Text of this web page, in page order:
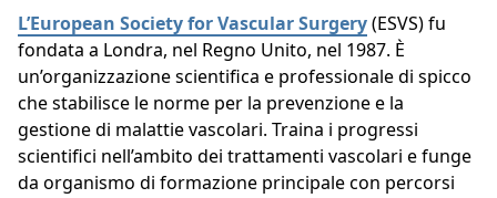
L’European Society for Vascular Surgery(ESVS) fu
fondata a Londra, nel Regno Unito, nel 1987. È
un’organizzazione scientifica e professionale di spicco
che stabilisce le norme per la prevenzione e la
gestione di malattie vascolari. Traina i progressi
scientifici nell’ambito dei trattamenti vascolari e funge
da organismo di formazione principale con percorsi